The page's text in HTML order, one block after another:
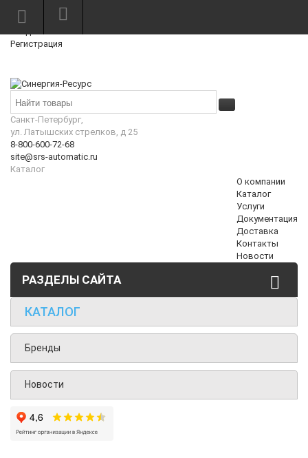
Режим работы: Пн—Пт: 10:00—18:00
Регистрация
Санкт-Петербург,
ул. Латышских стрелков, д 25
8-800-600-72-68
site@srs-automatic.ru
Каталог
О компании
Каталог
Услуги
Документация
Доставка
Контакты
Новости
РАЗДЕЛЫ САЙТА
КАТАЛОГ
Бренды
Новости